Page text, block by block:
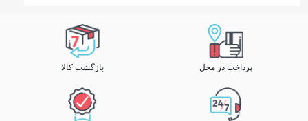
پرداخت در محل بازگشت کالا